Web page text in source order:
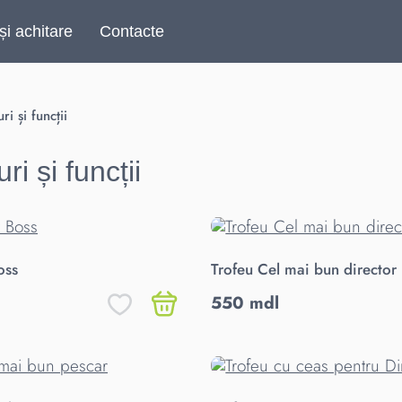
achitare Contacte
și funcții
și funcții
Trofeu Cel mai bun director
550 mdl